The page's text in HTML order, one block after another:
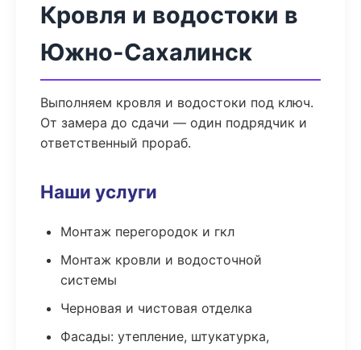
Кровля и водостоки в
Южно-Сахалинск
Выполняем кровля и водостоки под ключ.
От замера до сдачи — один подрядчик и
ответственный прораб.
Наши услуги
Монтаж перегородок и гкл
Монтаж кровли и водосточной
системы
Черновая и чистовая отделка
Фасады: утепление, штукатурка,